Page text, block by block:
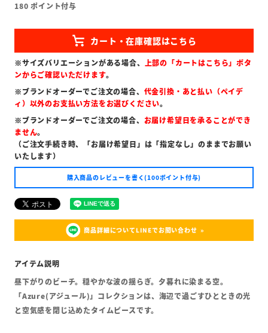
180 ポイント付与
※サイズバリエーションがある場合、 上部の「カートはこちら」ボタ
ンからご確認いただけます。
※ブランドオーダーでご注文の場合、 代金引換・あと払い（ペイデ
ィ）以外のお支払い方法をお選びください。
※ブランドオーダーでご注文の場合、 お届け希望日を承ることができ
ません。
（ご注文手続き時、「お届け希望日」は「指定なし」のままでお願い
いたします）
購入商品のレビューを書く(100ポイント付与)
商品詳細についてLINEでお問い合わせ
昼下がりのビーチ。穏やかな波の揺らぎ。夕暮れに染まる空。
「Azure(アジュール)」コレクションは、海辺で過ごすひとときの光
と空気感を閉じ込めたタイムピースです。